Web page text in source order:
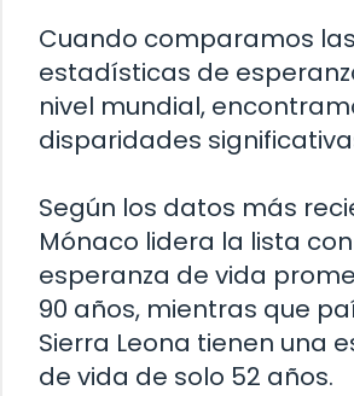
Cuando comparamos las
estadísticas de
nivel mundial,
disparidades
Según los datos más
Mónaco lidera la lista
esperanza de vida
90 años, mientras que
Sierra Leona tienen una
de vida de solo 52 años.